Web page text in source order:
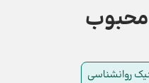
روانشناسی